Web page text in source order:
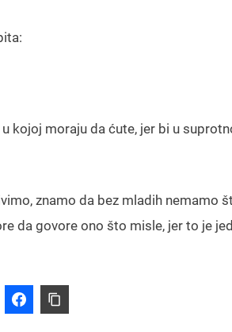
kojoj moraju da ćute, jer bi u
znamo da bez mladih nemamo
da govore ono što misle, jer to je